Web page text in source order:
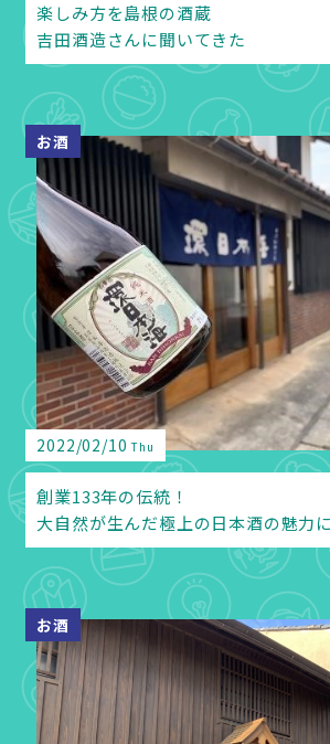
楽しみ方を島根の酒蔵
吉田酒造さんに聞いてきた
お酒
2022/02/10Thu
創業133年の伝統！
大自然が生んだ極上の日本酒の魅力
お酒